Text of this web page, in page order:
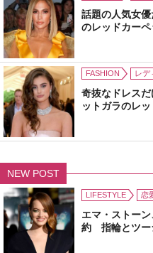
話題の人気女
のレッドカー
FASHION レデ
奇抜なドレス
ットガラのレ
NEW POST
LIFESTYLE 恋
エマ・ストー
約 指輪とツー